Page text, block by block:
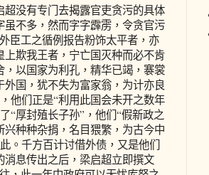
没有专门去揭露官吏贪污的具体
不多，然而字字霹雳，令贪官污
臣工之循例报告粉饰太平者，亦
欺我王者，宁亡国灭种而必不肯
以国家为利孔，精华已竭，褰裳
国，犹不失为富家翁，为计亦良
他们正是“利用此国会未开之数年
“厚封殖长子孙”，他们“假新政之
种种杂捐，名目猥繁，为古今中
。千方百计讨借外债，又是他们
息传出之后，梁启超立即撰文